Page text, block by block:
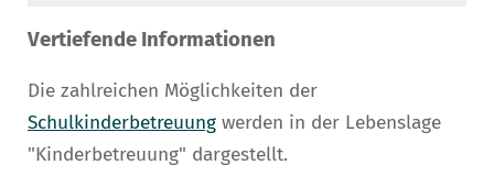
Vertiefende Informationen
Die zahlreichen Möglichkeiten der
Schulkinderbetreuung werden in der Lebenslage
"Kinderbetreuung" dargestellt.